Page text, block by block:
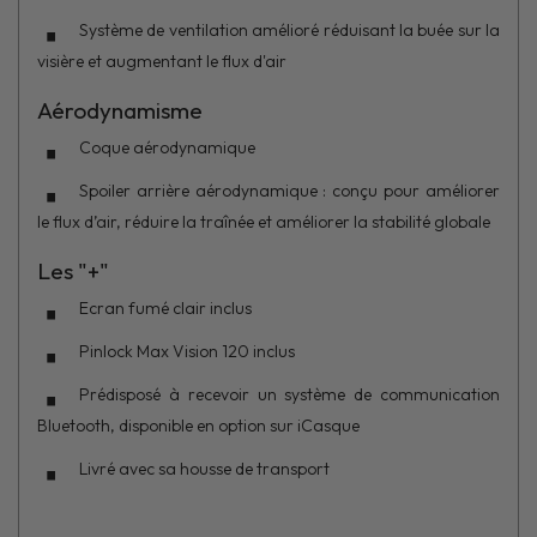
Système de ventilation amélioré réduisant la buée sur la
visière et augmentant le flux d'air
Aérodynamisme
Coque aérodynamique
Spoiler arrière aérodynamique : conçu pour améliorer
le flux d’air, réduire la traînée et améliorer la stabilité globale
Les "+"
Ecran fumé clair inclus
Pinlock Max Vision 120 inclus
Prédisposé à recevoir un système de communication
Bluetooth, disponible en option sur iCasque
Livré avec sa housse de transport